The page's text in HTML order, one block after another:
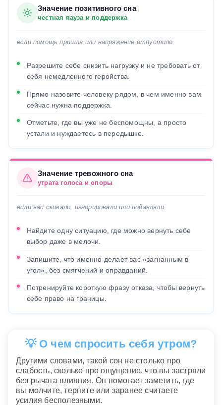
Значение позитивного сна
честная пауза и поддержка
если помощь пришла или напряжение отпустило
Разрешите себе снизить нагрузку и не требовать от
себя немедленного геройства.
Прямо назовите человеку рядом, в чем именно вам
сейчас нужна поддержка.
Отметьте, где вы уже не беспомощны, а просто
устали и нуждаетесь в передышке.
Значение тревожного сна
утрата голоса и опоры
если вас сковало, игнорировали или подавляли
Найдите одну ситуацию, где можно вернуть себе
выбор даже в мелочи.
Запишите, что именно делает вас «загнанным в
угол», без смягчений и оправданий.
Потренируйте короткую фразу отказа, чтобы вернуть
себе право на границы.
💡 О чем спросить себя утром?
Другими словами, такой сон не столько про
слабость, сколько про ощущение, что вы застряли
без рычага влияния. Он помогает заметить, где
вы молчите, терпите или заранее считаете
усилия бесполезными.